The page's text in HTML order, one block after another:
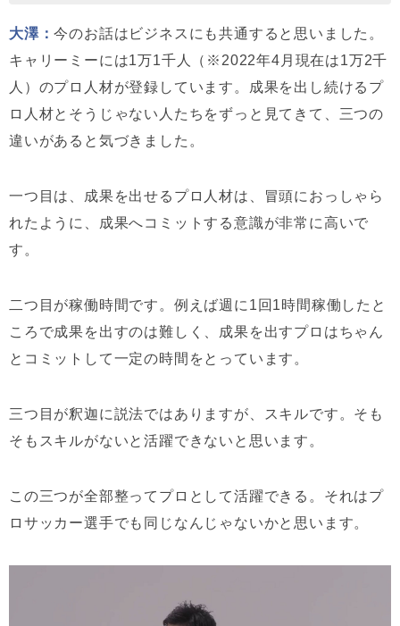
大澤：今のお話はビジネスにも共通すると思いました。
キャリーミーには1万1千人（※2022年4月現在は1万2千
人）のプロ人材が登録しています。成果を出し続けるプ
ロ人材とそうじゃない人たちをずっと見てきて、三つの
違いがあると気づきました。
一つ目は、成果を出せるプロ人材は、冒頭におっしゃら
れたように、成果へコミットする意識が非常に高いで
す。
二つ目が稼働時間です。例えば週に1回1時間稼働したと
ころで成果を出すのは難しく、成果を出すプロはちゃん
とコミットして一定の時間をとっています。
三つ目が釈迦に説法ではありますが、スキルです。そも
そもスキルがないと活躍できないと思います。
この三つが全部整ってプロとして活躍できる。それはプ
ロサッカー選手でも同じなんじゃないかと思います。